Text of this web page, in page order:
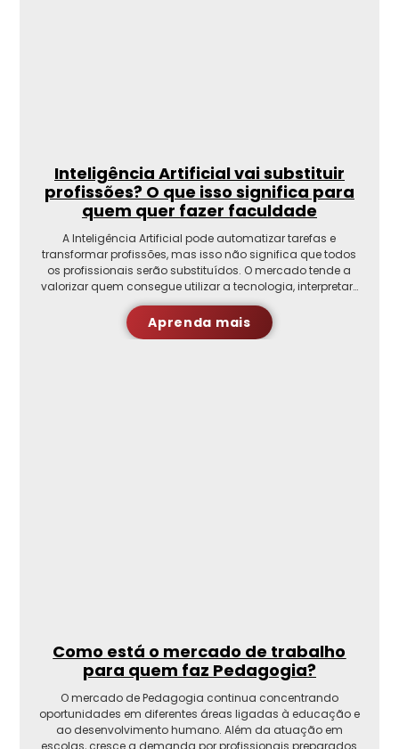
Inteligência Artificial vai substituir
profissões? O que isso significa para
quem quer fazer faculdade
A Inteligência Artificial pode automatizar tarefas e
transformar profissões, mas isso não significa que todos
os profissionais serão substituídos. O mercado tende a
valorizar quem consegue utilizar a tecnologia, interpretar…
Aprenda mais
Como está o mercado de trabalho
para quem faz Pedagogia?
O mercado de Pedagogia continua concentrando
oportunidades em diferentes áreas ligadas à educação e
ao desenvolvimento humano. Além da atuação em